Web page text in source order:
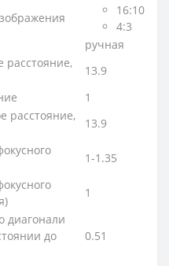
16:10
4:3
ручная
13.9
1
расстояние,
13.9
1-1.35
1
диагонали
до
0.51